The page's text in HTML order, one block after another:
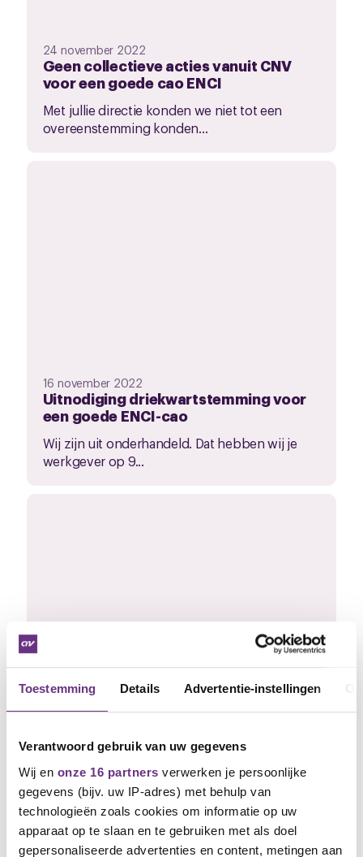
Toestemming Details Advertentie-instellingen
Verantwoord gebruik van uw gegevens
Wij en onze 16 partners verwerken je persoonlijke
gegevens (bijv. uw IP-adres) met behulp van
technologieën zoals cookies om informatie op uw
apparaat op te slaan en te gebruiken met als doel
gepersonaliseerde advertenties en content, metingen aan
24 november 2022
Geen collectieve acties vanuit CNV
voor een goede cao ENCI
Met jullie directie konden we niet tot een
overeenstemming konden...
16 november 2022
Uitnodiging driekwartstemming voor
een goede ENCI-cao
Wij zijn uit onderhandeld. Dat hebben wij je
werkgever op 9...
3e Onderhandelingsronde cao ENCI
Er zit een groot gat tussen de wensen van
werknemers en het bod...